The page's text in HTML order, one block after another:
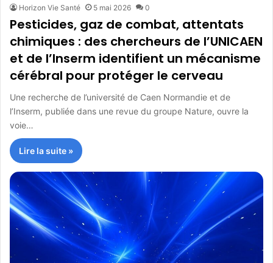
Horizon Vie Santé 5 mai 2026 0
Pesticides, gaz de combat, attentats
chimiques : des chercheurs de l’UNICAEN
et de l’Inserm identifient un mécanisme
cérébral pour protéger le cerveau
Une recherche de l’université de Caen Normandie et de
l’Inserm, publiée dans une revue du groupe Nature, ouvre la
voie…
Lire la suite »